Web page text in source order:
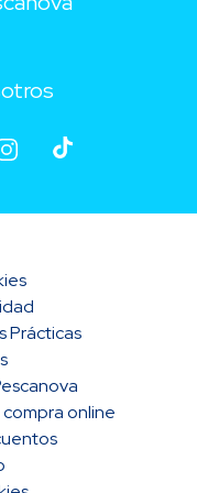
Prácticas
online